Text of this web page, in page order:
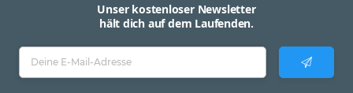
Unser kostenloser Newsletter
hält dich auf dem Laufenden.